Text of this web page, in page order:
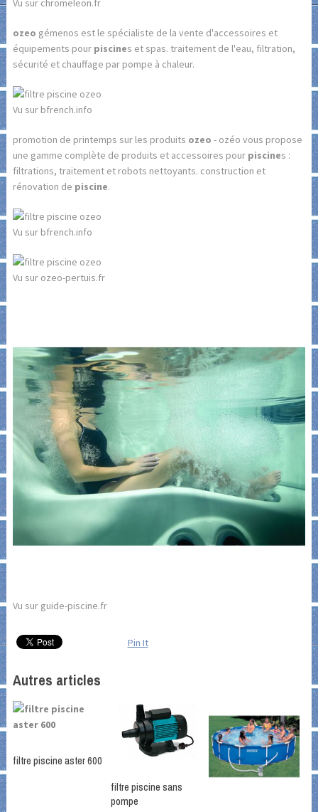
Vu sur chromeleon.fr
ozeo gémenos est le spécialiste de la vente d'accessoires et
équipements pour piscines et spas. traitement de l'eau, filtration,
sécurité et chauffage par pompe à chaleur.
Vu sur bfrench.info
promotion de printemps sur les produits ozeo - ozéo vous propose
une gamme complète de produits et accessoires pour piscines :
filtrations, traitement et robots nettoyants. construction et
rénovation de piscine.
Vu sur bfrench.info
Vu sur ozeo-pertuis.fr
Vu sur guide-piscine.fr
Pin It
Autres articles
filtre piscine aster 600
filtre piscine sans
pompe